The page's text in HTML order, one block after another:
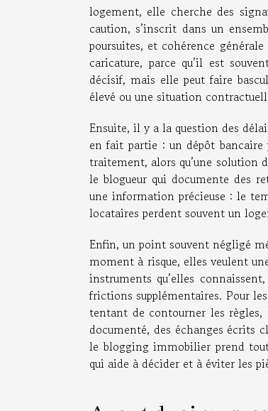
logement, elle cherche des
caution, s’inscrit dans un
poursuites, et cohérence
caricature, parce qu’il est
décisif, mais elle peut faire
élevé ou une situation
Ensuite, il y a la question des
en fait partie : un dépôt bancaire
traitement, alors qu’une solution
le blogueur qui documente des
une information précieuse : le
locataires perdent souvent un
Enfin, un point souvent négligé
moment à risque, elles veulent
instruments qu’elles
frictions supplémentaires. Pour
tentant de contourner les règles,
documenté, des échanges écrits
le blogging immobilier prend
qui aide à décider et à éviter les